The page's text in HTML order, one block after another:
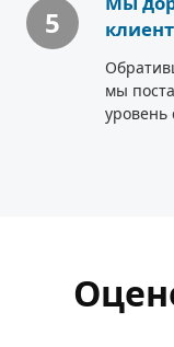
5
мы
уровень